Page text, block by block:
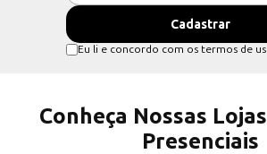
Eu li e concordo com os termos de
Conheça Nossas
Presenciais